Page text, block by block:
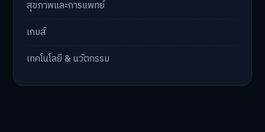
สุขภาพและการแพทย์
เกมส์
เทคโนโลยี & นวัตกรรม